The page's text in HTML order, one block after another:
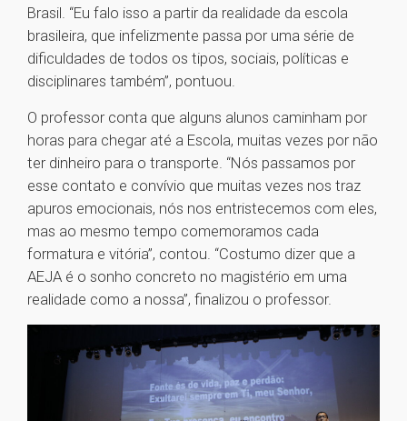
Brasil. “Eu falo isso a partir da realidade da escola
brasileira, que infelizmente passa por uma série de
dificuldades de todos os tipos, sociais, políticas e
disciplinares também”, pontuou.
O professor conta que alguns alunos caminham por
horas para chegar até a Escola, muitas vezes por não
ter dinheiro para o transporte. “Nós passamos por
esse contato e convívio que muitas vezes nos traz
apuros emocionais, nós nos entristecemos com eles,
mas ao mesmo tempo comemoramos cada
formatura e vitória”, contou. “Costumo dizer que a
AEJA é o sonho concreto no magistério em uma
realidade como a nossa”, finalizou o professor.